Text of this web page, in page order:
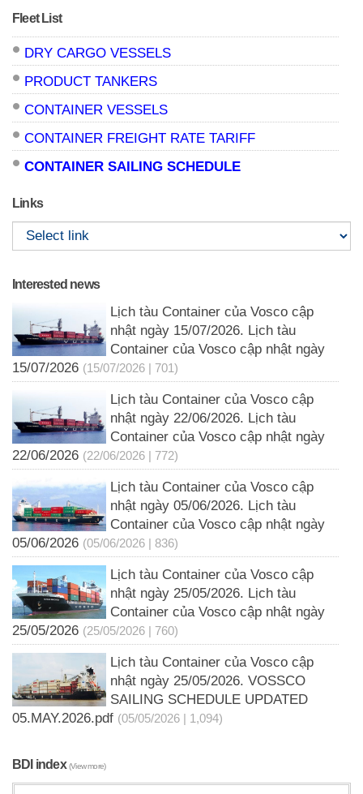
Fleet List
DRY CARGO VESSELS
PRODUCT TANKERS
CONTAINER VESSELS
CONTAINER FREIGHT RATE TARIFF
CONTAINER SAILING SCHEDULE
Links
Interested news
Lịch tàu Container của Vosco cập
nhật ngày 15/07/2026. Lịch tàu
Container của Vosco cập nhật ngày
15/07/2026 (15/07/2026 | 701)
Lịch tàu Container của Vosco cập
nhật ngày 22/06/2026. Lịch tàu
Container của Vosco cập nhật ngày
22/06/2026 (22/06/2026 | 772)
Lịch tàu Container của Vosco cập
nhật ngày 05/06/2026. Lịch tàu
Container của Vosco cập nhật ngày
05/06/2026 (05/06/2026 | 836)
Lịch tàu Container của Vosco cập
nhật ngày 25/05/2026. Lịch tàu
Container của Vosco cập nhật ngày
25/05/2026 (25/05/2026 | 760)
Lịch tàu Container của Vosco cập
nhật ngày 25/05/2026. VOSSCO
SAILING SCHEDULE UPDATED
05.MAY.2026.pdf (05/05/2026 | 1,094)
BDI index(View more)